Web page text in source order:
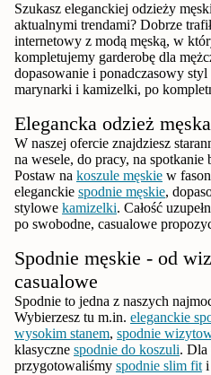
Szukasz eleganckiej odzieży
aktualnymi trendami? Dobrze
internetowy z modą męską, w
kompletujemy garderobę dla
dopasowanie i ponadczasowy
marynarki i kamizelki, po
Elegancka odzież
W naszej ofercie znajdziesz
na wesele, do pracy, na spotkanie
Postaw na koszule męskie w
eleganckie spodnie męskie,
stylowe kamizelki. Całość
po swobodne, casualowe
Spodnie męskie - od
casualowe
Spodnie to jedna z naszych
Wybierzesz tu m.in. eleganckie
wysokim stanem, spodnie
klasyczne spodnie do koszuli. Dla
przygotowaliśmy spodnie slim fiti